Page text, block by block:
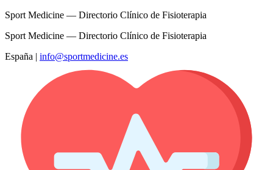
Sport Medicine — Directorio Clínico de Fisioterapia
Sport Medicine — Directorio Clínico de Fisioterapia
España | info@sportmedicine.es